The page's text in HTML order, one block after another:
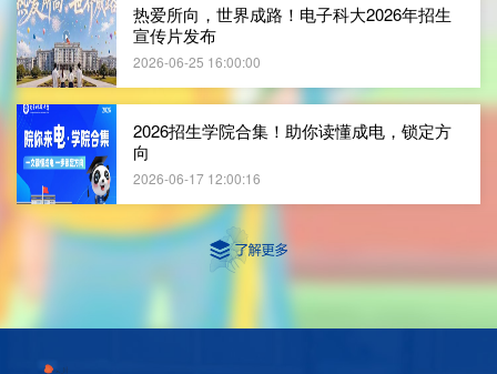
热爱所向，世界成路！电子科大2026年招生
宣传片发布
2026-06-25 16:00:00
2026招生学院合集！助你读懂成电，锁定方
向
2026-06-17 12:00:16